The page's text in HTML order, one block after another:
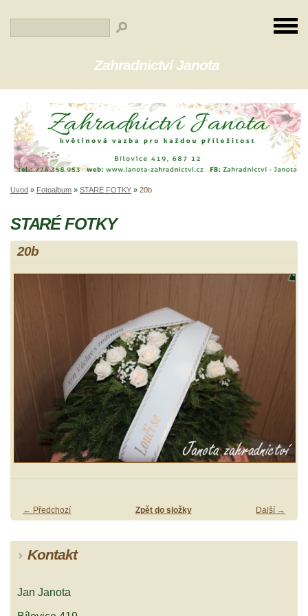
Zahradnictví Janota
Úvod » Fotoalbum » STARÉ FOTKY » 20b
STARÉ FOTKY
20b
← Předchozí Další →
Zpět do složky
Kontakt
Jan Janota